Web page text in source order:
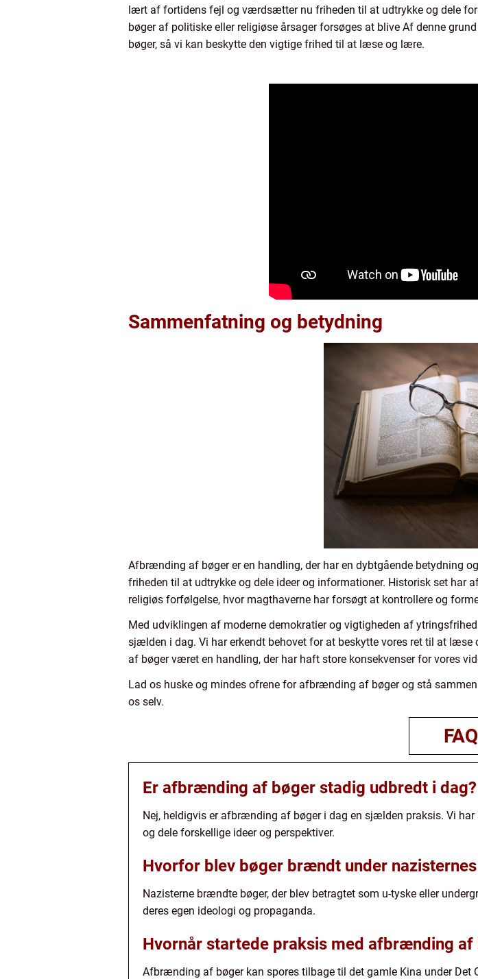
lært af fortidens fejl og værdsætter nu friheden til at udtrykke og dele
bøger af politiske eller religiøse årsager forsøges at blive Af denne
bøger, så vi kan beskytte den vigtige frihed til at læse og lære.
Sammenfatning og betydning
Afbrænding af bøger er en handling, der har en dybtgående betydning
friheden til at udtrykke og dele ideer og informationer. Historisk set
religiøs forfølgelse, hvor magthaverne har forsøgt at kontrollere og
Med udviklingen af moderne demokratier og vigtigheden af
sjælden i dag. Vi har erkendt behovet for at beskytte vores ret til at
af bøger været en handling, der har haft store konsekvenser for vores
Lad os huske og mindes ofrene for afbrænding af bøger og stå
os selv.
FAQ
Er afbrænding af bøger stadig udbredt i dag?
Nej, heldigvis er afbrænding af bøger i dag en sjælden praksis. Vi
og dele forskellige ideer og perspektiver.
Hvorfor blev bøger brændt under
Nazisterne brændte bøger, der blev betragtet som u-tyske eller
deres egen ideologi og propaganda.
Hvornår startede praksis med afbrænding af
Afbrænding af bøger kan spores tilbage til det gamle Kina under Det